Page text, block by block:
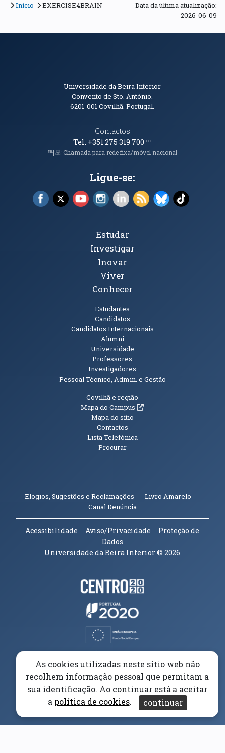
Início EXERCISE4BRAIN
Data da última atualização:
2026-06-09
Informações de Contacto
Universidade da Beira Interior
Convento de Sto. António.
6201-001Covilhã. Portugal.
Contactos
Tel. +351 275 319 700℡
℡|☏ Chamada para rede fixa/móvel nacional
Ligue-se:
Facebook (abre em nova janela)
X (abre em nova janela)
YouTube (abre em nova janela)
Instagram (abre em nova janela)
LinkedIn (abre em nova
RSS (abre em nova
Bluesky (abre
TikTok
Tópicos Principais
Estudar
Investigar
Inovar
Viver
Conhecer
Estudantes
Candidatos
Candidatos Internacionais
Alumni
Universidade
Professores
Investigadores
Pessoal Técnico, Admin. e Gestão
Informações Adicionais
Covilhã e região
Mapa do Campus(abre em nova janela)
Mapa do sítio
Contactos
Lista Telefónica
Procurar
Elogios, Sugestões e Reclamações Livro Amarelo
Canal Denúncia(abre em nova janela)
Acessibilidade Aviso/Privacidade
Proteção de
Dados
Universidade da Beira Interior© 2026
Parceiros e Financiadores
(abre em nova janela)
(abre em nova janela)
As cookies utilizadas neste sítio web não
recolhem informação pessoal que permitam a
sua identificação. Ao continuar está a aceitar
a política de cookies. continuar